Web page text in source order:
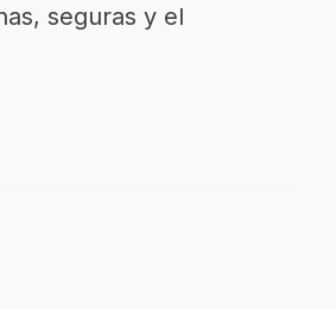
seguras y el